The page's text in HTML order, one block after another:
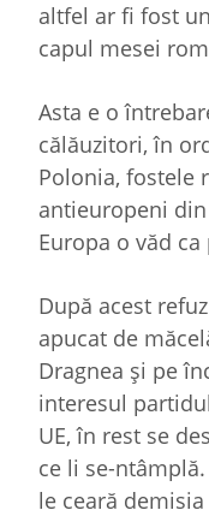
altfel ar fi fost
capul mesei
Asta e o
călăuzitori, în
Polonia, fostele
antieuropeni
Europa o văd
După acest
apucat de
Dragnea şi pe
interesul
UE, în rest se
ce li se-
le ceară